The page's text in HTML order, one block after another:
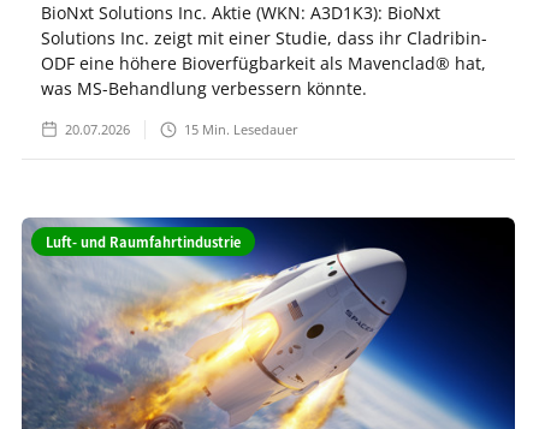
BioNxt Solutions Inc. Aktie (WKN: A3D1K3): BioNxt
Solutions Inc. zeigt mit einer Studie, dass ihr Cladribin-
ODF eine höhere Bioverfügbarkeit als Mavenclad® hat,
was MS-Behandlung verbessern könnte.
20.07.2026 15 Min. Lesedauer
Luft- und Raumfahrtindustrie